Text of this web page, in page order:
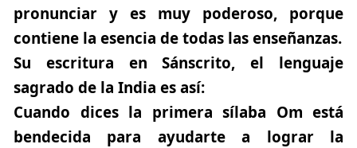
pronunciar y es muy poderoso, porque
contiene la esencia de todas las enseñanzas.
Su escritura en Sánscrito, el lenguaje
sagrado de la India es así:
Cuando dices la primera sílaba Om está
bendecida para ayudarte a lograr la